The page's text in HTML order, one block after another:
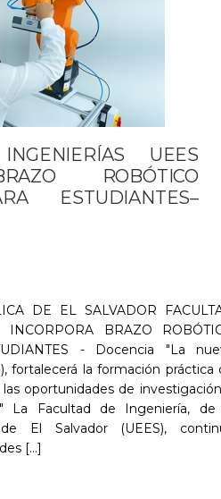
UEES
ROBÓTICO
ESTUDIANTES–
DE EL SALVADOR
BRAZO
- Docencia "La
fortalecerá la formación práctica
oportunidades de
La Facultad de Ingeniería, de
El Salvador (UEES),
[...]